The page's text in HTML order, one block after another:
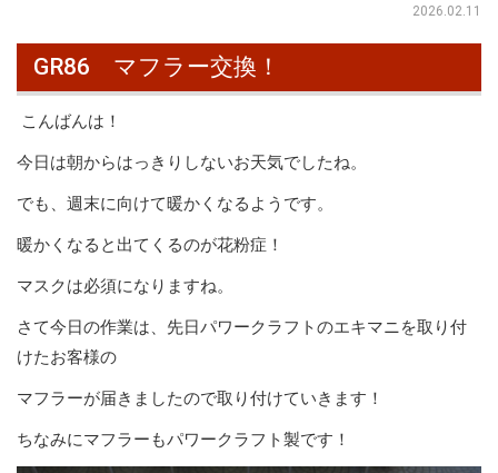
2026.02.11
GR86 マフラー交換！
こんばんは！
今日は朝からはっきりしないお天気でしたね。
でも、週末に向けて暖かくなるようです。
暖かくなると出てくるのが花粉症！
マスクは必須になりますね。
さて今日の作業は、先日パワークラフトのエキマニを取り付
けたお客様の
マフラーが届きましたので取り付けていきます！
ちなみにマフラーもパワークラフト製です！